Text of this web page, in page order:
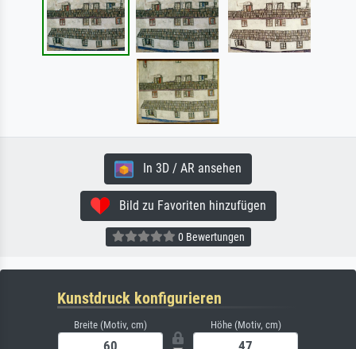
In 3D / AR ansehen
Bild zu Favoriten hinzufügen
0 Bewertungen
Kunstdruck konfigurieren
Breite (Motiv, cm) Höhe (Motiv, cm)